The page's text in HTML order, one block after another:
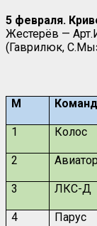
5 февраля.
Жестерёв —
(Гаврилюк,
М
1 Колос
2 Авиатор
3 ЛКС-Д
4 Парус